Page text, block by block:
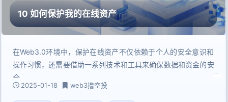
10 如何保护我的在线资产
在Web3.0环境中，保护在线资产不仅依赖于个人的安全意识和
操作习惯，还需要借助一系列技术和工具来确保数据和资金的安
全。
2025-01-18 web3撸空投